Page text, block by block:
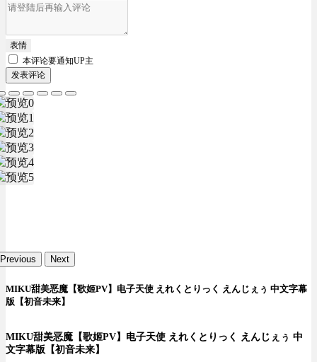
表情
本评论要通知UP主
发表评论
Previous Next
MIKU甜美恶魔【歌姬PV】电子天使 えれくとりっく えんじぇぅ 中文字幕
版【初音未来】
MIKU甜美恶魔【歌姬PV】电子天使 えれくとりっく えんじぇぅ 中
文字幕版【初音未来】